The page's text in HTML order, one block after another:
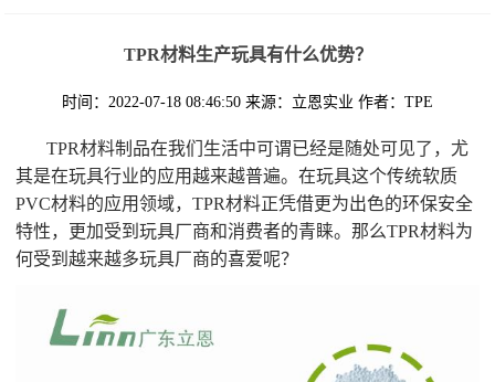
TPR材料生产玩具有什么优势？
时间：2022-07-18 08:46:50 来源：立恩实业 作者：TPE
TPR材料制品在我们生活中可谓已经是随处可见了，尤
其是在玩具行业的应用越来越普遍。在玩具这个传统软质
PVC材料的应用领域，TPR材料正凭借更为出色的环保安全
特性，更加受到玩具厂商和消费者的青睐。那么TPR材料为
何受到越来越多玩具厂商的喜爱呢？